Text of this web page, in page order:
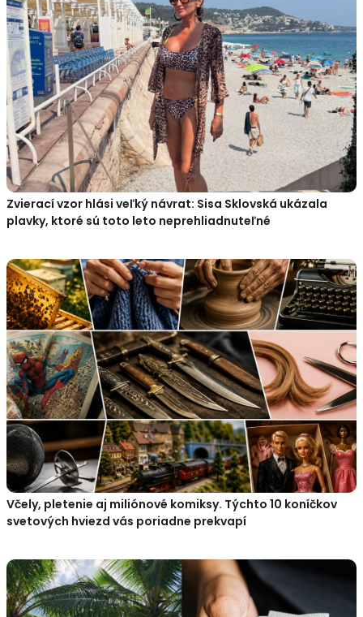
Zvierací vzor hlási veľký návrat: Sisa Sklovská ukázala
plavky, ktoré sú toto leto neprehliadnuteľné
Včely, pletenie aj miliónové komiksy. Týchto 10 koníčkov
svetových hviezd vás poriadne prekvapí